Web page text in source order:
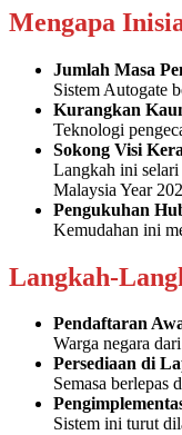
Mengapa
Jumlah Masa
Sistem Autogate
Kurangkan
Teknologi
Sokong Visi
Langkah ini
Malaysia Year
Pengukuhan
Kemudahan ini
Langkah-
Pendaftaran
Warga negara
Persediaan di
Semasa
Sistem ini turut